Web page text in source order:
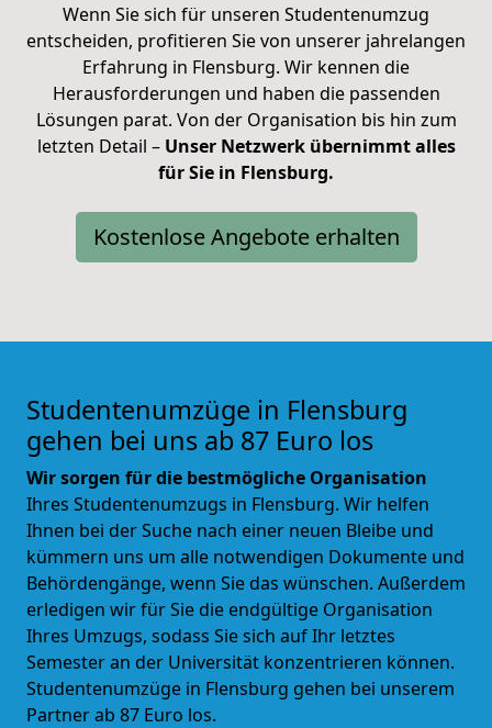
Wenn Sie sich für unseren Studentenumzug
entscheiden, profitieren Sie von unserer jahrelangen
Erfahrung in Flensburg. Wir kennen die
Herausforderungen und haben die passenden
Lösungen parat. Von der Organisation bis hin zum
letzten Detail – Unser Netzwerk übernimmt alles
für Sie in Flensburg.
Kostenlose Angebote erhalten
Studentenumzüge in Flensburg
gehen bei uns ab 87 Euro los
Wir sorgen für die bestmögliche Organisation
Ihres Studentenumzugs in Flensburg. Wir helfen
Ihnen bei der Suche nach einer neuen Bleibe und
kümmern uns um alle notwendigen Dokumente und
Behördengänge, wenn Sie das wünschen. Außerdem
erledigen wir für Sie die endgültige Organisation
Ihres Umzugs, sodass Sie sich auf Ihr letztes
Semester an der Universität konzentrieren können.
Studentenumzüge in Flensburg gehen bei unserem
Partner ab 87 Euro los.